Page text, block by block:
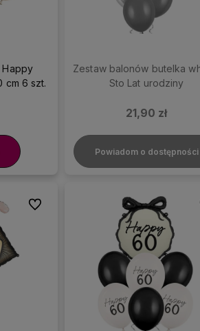
Happy
cm 6 szt.
Zestaw balonów butelka
Sto Lat urodziny
21,90 zł
Powiadom o dostępności
Do ulubionych